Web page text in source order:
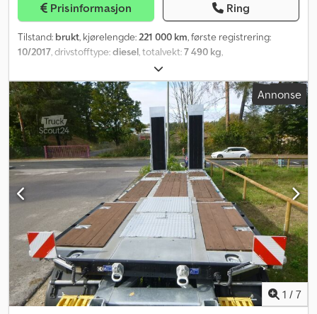
Prisinformasjon Ring
Tilstand: brukt, kjørelengde:221 000 km, første registrering:
10/2017, drivstofftype:diesel, totalvekt:7 490 kg,
, drivstoff:diesel
Euro 6, Utstyr:ABS, aircondition,
Annonse
1 / 7